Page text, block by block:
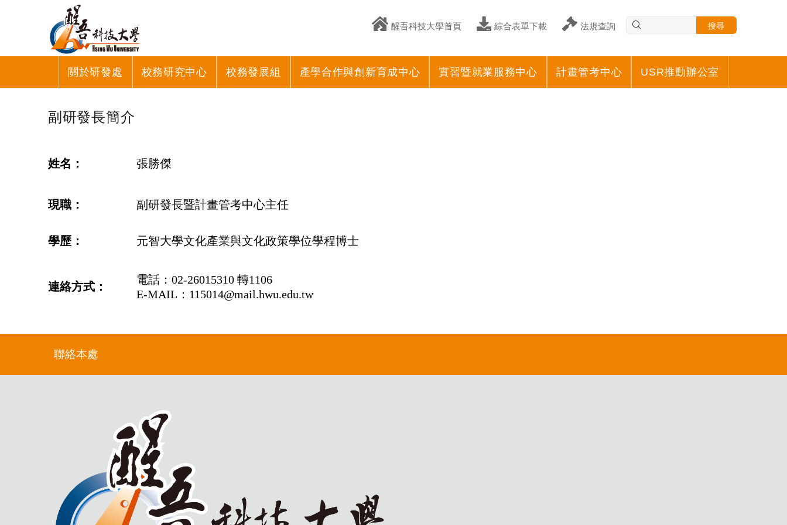
醒吾科技大學首頁 綜合表單下載 法規查詢 搜尋
關於研發處 校務研究中心 校務發展組 產學合作與創新育成中心 實習暨就業服務中心 計畫管考中心 USR推動辦公室
副研發長簡介
姓名： 張勝傑
現職： 副研發長暨計畫管考中心主任
學歷： 元智大學文化產業與文化政策學位學程博士
連絡方式：
電話：02-26015310 轉1106
E-MAIL：115014@mail.hwu.edu.tw
聯絡本處